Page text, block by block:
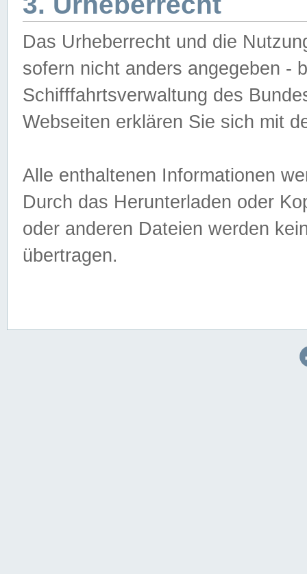
Das Urheberrecht und die
sofern nicht anders angegeben -
Schifffahrtsverwaltung des
Webseiten erklären Sie sich mit
Alle enthaltenen Informationen
Durch das Herunterladen oder
oder anderen Dateien werden
übertragen.